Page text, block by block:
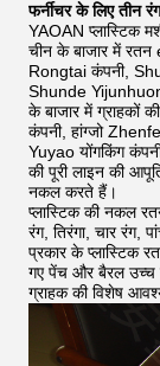
फर्नीचर के लिए तीन
YAOAN प्लास्टिक
चीन के बाजार में
Rongtai कंपनी,
Shunde
के बाजार में
कंपनी, हांग्जो
Yuyao योंगकिंग
की पूरी लाइन की
नकल करते हैं।
प्लास्टिक की नकल
रंग, तिरंगा, चार
प्रकार के प्लास्टिक
गए पेंच और बैरल उच्च
ग्राहक की विशेष